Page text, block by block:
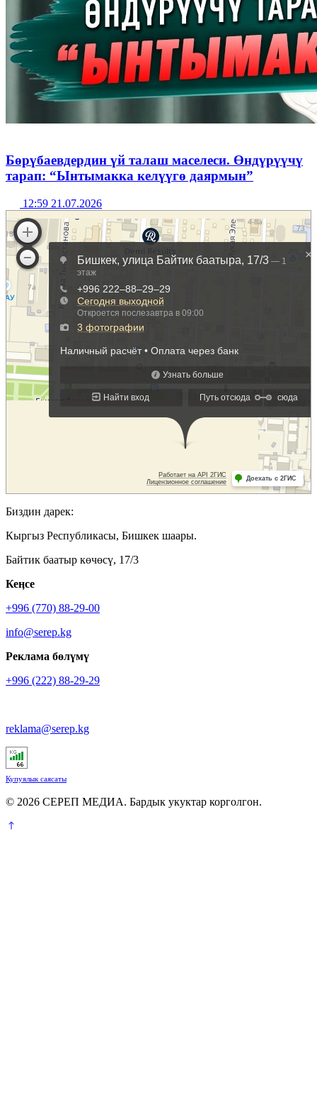
Бөрүбаевдердин үй талаш маселеси. Өндүрүүчү
тарап: “Ынтымакка келүүгө даярмын”
12:59 21.07.2026
Биздин дарек:
Кыргыз Республикасы, Бишкек шаары.
Байтик баатыр көчөсү, 17/3
Кеӊсе
+996 (770) 88-29-00
info@serep.kg
Реклама бөлүмү
+996 (222) 88-29-29
reklama@serep.kg
Купуялык саясаты
© 2026 СЕРЕП МЕДИА. Бардык укуктар корголгон.